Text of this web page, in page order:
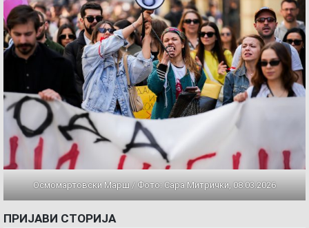
Осмомартовски Марш / Фото: Сара Митрички, 08.03.2026
ПРИЈАВИ СТОРИЈА